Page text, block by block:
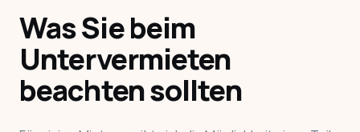
Was Sie beim
Untervermieten
beachten sollten